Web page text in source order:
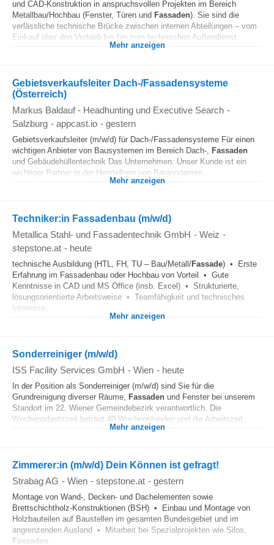
und CAD-Konstruktion in anspruchsvollen Projekten im Bereich
Metallbau/Hochbau (Fenster, Türen und Fassaden). Sie sind die
verlässliche technische Brücke zwischen internen Abteilungen – vom
Einkauf über den Vertrieb bis hin zum technischen Außendienst...
Mehr anzeigen
Gebietsverkaufsleiter Dach-/Fassadensysteme
(Österreich)
Markus Baldauf - Headhunting und Executive Search -
Salzburg - appcast.io - gestern
Gebietsverkaufsleiter (m/w/d) für Dach-/Fassadensysteme Für einen
wichtigen Anbieter von Bausystemen im Bereich Dach-, Fassaden
und Gebäudehüllentechnik Das Unternehmen: Unser Kunde ist ein
wichtiger Partner in der Herstellung von Bausystemen...
Mehr anzeigen
Techniker:in Fassadenbau (m/w/d)
Metallica Stahl- und Fassadentechnik GmbH - Weiz -
stepstone.at - heute
technische Ausbildung (HTL, FH, TU – Bau/Metall/Fassade) • Erste
Erfahrung im Fassadenbau oder Hochbau von Vorteil • Gute
Kenntnisse in CAD und MS Office (insb. Excel) • Strukturierte,
lösungsorientierte Arbeitsweise • Teamfähigkeit und technisches
Interesse...
Mehr anzeigen
Sonderreiniger (m/w/d)
ISS Facility Services GmbH - Wien - heute
In der Position als Sonderreiniger (m/w/d) sind Sie für die
Grundreinigung diverser Räume, Fassaden und Fenster bei unserem
Standort im 22. Wiener Gemeindebezirk verantwortlich. Die
Wochenarbeitszeit beträgt 40 Wochenstunden und die Arbeitszeit...
Mehr anzeigen
Zimmerer:in (m/w/d) Dein Können ist gefragt!
Strabag AG - Wien - stepstone.at - gestern
Montage von Wand-, Decken- und Dachelementen sowie
Brettschichtholz-Konstruktionen (BSH) • Einbau und Montage von
Holzbauteilen auf Baustellen im gesamten Bundesgebiet und im
angrenzenden Ausland • Mitarbeit bei Spezialprojekten wie Silos,
Fassaden